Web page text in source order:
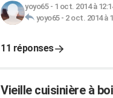
yoyo65- 1 oct. 2014 à
yoyo65- 2 oct. 2014 à
11 réponses
Vieille cuisinière à